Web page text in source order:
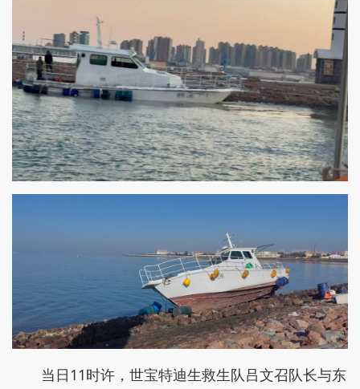
当日11时许，世宝特迪生救生队吕文召队长与东